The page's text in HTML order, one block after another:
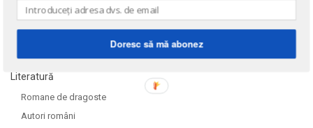
Literatură
Romane de dragoste
Autori români
Doresc să mă abonez